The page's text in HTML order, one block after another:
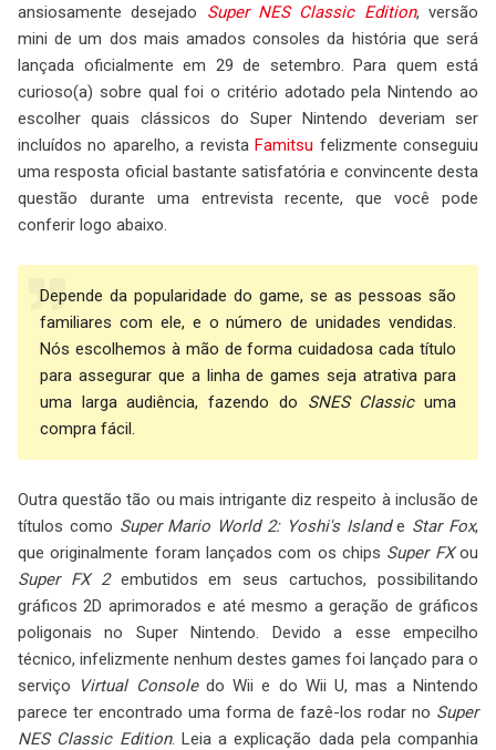
ansiosamente desejado Super NES Classic Edition, versão
mini de um dos mais amados consoles da história que será
lançada oficialmente em 29 de setembro. Para quem está
curioso(a) sobre qual foi o critério adotado pela Nintendo ao
escolher quais clássicos do Super Nintendo deveriam ser
incluídos no aparelho, a revistaFamitsu felizmente conseguiu
uma resposta oficial bastante satisfatória e convincente desta
questão durante uma entrevista recente, que você pode
conferir logo abaixo.
Depende da popularidade do game, se as pessoas são
familiares com ele, e o número de unidades vendidas.
Nós escolhemos à mão de forma cuidadosa cada título
para assegurar que a linha de games seja atrativa para
uma larga audiência, fazendo do SNES Classicuma
compra fácil.
Outra questão tão ou mais intrigante diz respeito à inclusão de
títulos como Super Mario World 2: Yoshi's Islande Star Fox,
que originalmente foram lançados com os chips Super FXou
Super FX 2embutidos em seus cartuchos, possibilitando
gráficos 2D aprimorados e até mesmo a geração de gráficos
poligonais no Super Nintendo. Devido a esse empecilho
técnico, infelizmente nenhum destes games foi lançado para o
serviço
Virtual Consoledo Wii e do Wii U, mas a Nintendo
parece ter encontrado uma forma de fazê-los rodar no Super
NES Classic Edition. Leia a explicação dada pela companhia